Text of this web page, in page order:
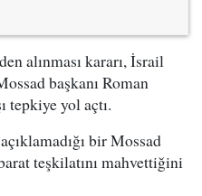
alınması kararı, İsrail
başkanı Roman
tepkiye yol açtı.
bir Mossad
teşkilatını mahvettiğini